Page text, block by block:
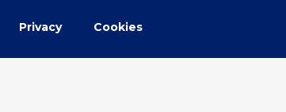
Privacy Cookies